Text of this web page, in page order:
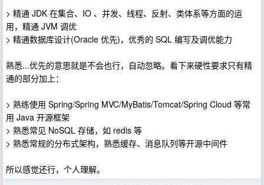
> 精通 JDK 在集合、IO 、并发、线程、反射、类体系等方面的运
用，精通 JVM 调优
> 精通数据库设计(Oracle 优先)，优秀的 SQL 编写及调优能力
熟悉...优先的意思就是不会也行，自动忽略。看下来硬性要求只有精
通的部分加上：
> 熟练使用 Spring/Spring MVC/MyBatis/Tomcat/Spring Cloud 等常
用 Java 开源框架
> 熟悉常见 NoSQL 存储，如 redis 等
> 熟悉常规的分布式架构，熟悉缓存、消息队列等开源中间件
所以感觉还行，个人理解。